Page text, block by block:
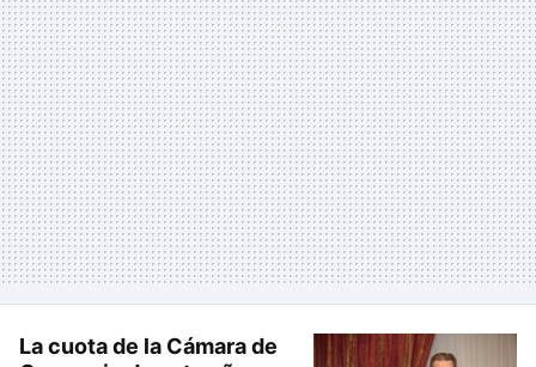
La cuota de la Cámara de